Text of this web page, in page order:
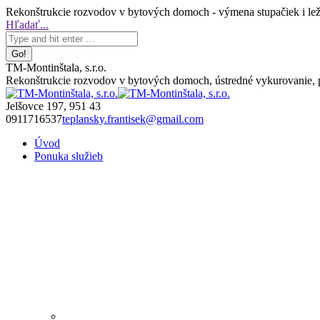
Skip
to
content
Rekonštrukcie rozvodov v bytových domoch - výmena stupačiek i
Facebook
page
opens
in
new
window
Search:
Hľadať...
TM-Montinštala, s.r.o.
Rekonštrukcie rozvodov v bytových domoch, ústredné
Jelšovce 197, 951 43
0911716537teplansky.frantisek@gmail.com
Úvod
Ponuka služieb